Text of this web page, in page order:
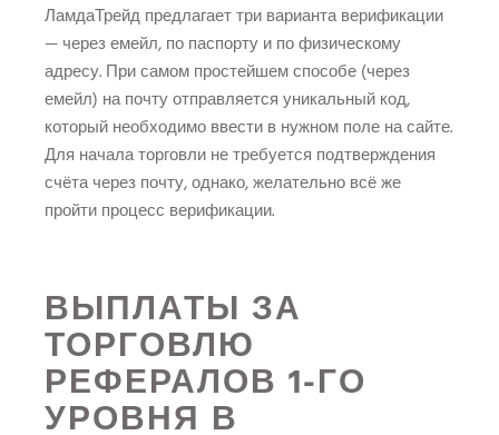
ЛамдаТрейд предлагает три варианта верификации
— через емейл, по паспорту и по физическому
адресу. При самом простейшем способе (через
емейл) на почту отправляется уникальный код,
который необходимо ввести в нужном поле на сайте.
Для начала торговли не требуется подтверждения
счёта через почту, однако, желательно всё же
пройти процесс верификации.
ВЫПЛАТЫ ЗА
ТОРГОВЛЮ
РЕФЕРАЛОВ 1-ГО
УРОВНЯ В